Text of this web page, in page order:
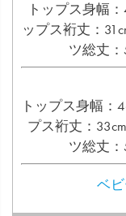
トップス身幅
ップス裄丈：
ツ総丈
トップス身幅：
プス裄丈：
ツ総丈
ベ